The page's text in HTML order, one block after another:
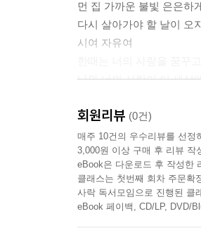
먼 집 가까운 불빛 은은하
다시 살아가야 할 날이 오
시여 자유여
나와 너의 사랑이 이 세상
버릴 수 없다. 이 사랑을 이
너의 숨결을 만지고픈 사
들판에 노란 뫼꽃 한 우주
강물에 띄어보는 붉은 연
가슴을 찌르는 이 환한 날
--- 「백학기, 너의 사랑」
회원리뷰 (0건)
매주 10건의 우수리뷰를 선정
3,000원 이상 구매 후 리뷰 작
eBook은 다운로드 후 작성한
클래스는 첫번째 회차 주문확
사락 독서모임으로 진행된 클
eBook 페이백, CD/LP, DVD/